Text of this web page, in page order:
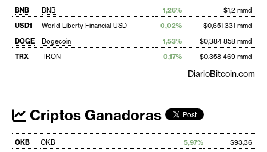
BNB
BNB 1,26%
$1,2 mmd
USD1
World Liberty Financial USD 0,02%
$0,651 331 mmd
DOGE
Dogecoin 1,53%
$0,384 858 mmd
TRX
TRON 0,17% $0,358 469 mmd
DiarioBitcoin.com
Criptos Ganadoras
OKB OKB 5,97%
$93,36